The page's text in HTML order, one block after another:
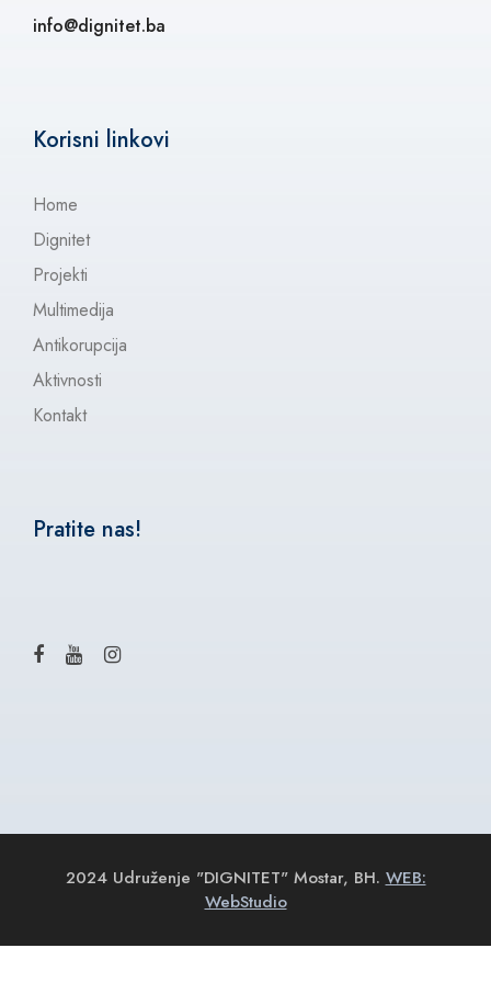
info@dignitet.ba
Korisni linkovi
Home
Dignitet
Projekti
Multimedija
Antikorupcija
Aktivnosti
Kontakt
Pratite nas!
2024 Udruženje "DIGNITET" Mostar, BH. WEB:
WebStudio